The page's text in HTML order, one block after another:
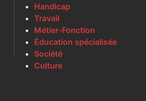
Handicap
Travail
Métier-Fonction
Éducation spécialisée
Société
Culture